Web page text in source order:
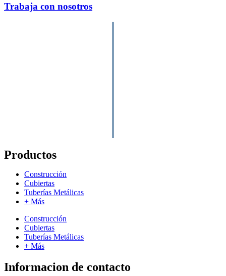
Trabaja con nosotros
Productos
Construcción
Cubiertas
Tuberías Metálicas
+ Más
Construcción
Cubiertas
Tuberías Metálicas
+ Más
Informacion de contacto